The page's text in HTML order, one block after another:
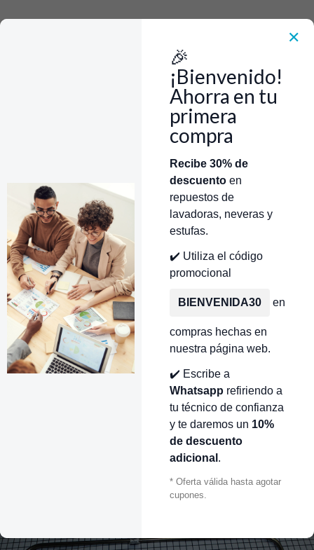
✕
🎉
¡Bienvenido!
Ahorra en tu
primera
compra
Recibe 30% de
descuentoen
repuestos de
lavadoras, neveras y
estufas.
✔️ Utiliza el código
promocional
BIENVENIDA30 en
compras hechas en
nuestra página web.
✔️ Escribe a
Whatsapp refiriendo a
tu técnico de confianza
y te daremos un 10%
de descuento
adicional .
* Oferta válida hasta agotar
cupones.
TiendaTécnicos Autorizados
Donde encontrar modelo? Servicios de Reparación
Repuestos Nevera Icasa
Resistencia Nevera Icasa
RESISTENCIA LARGA PUNTO ROSADO NEVERA ICASA